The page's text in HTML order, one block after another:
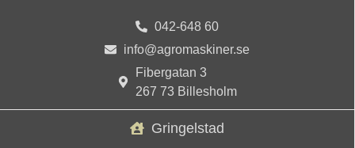
042-648 60
info@agromaskiner.se
Fibergatan 3
267 73 Billesholm
Gringelstad